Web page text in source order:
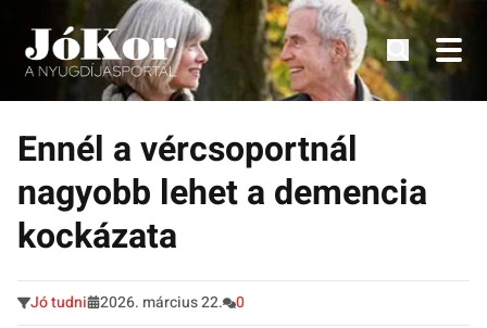
Tovább
tartalomra
Tudnivalók, érdekességek idősek számára.
Ennél a vércsoportnál
nagyobb lehet a demencia
kockázata
Jó tudni 2026. március 22. 0